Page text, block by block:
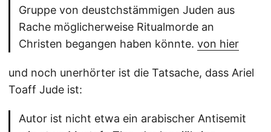
Gruppe von deustchstämmigen Juden aus
Rache möglicherweise Ritualmorde an
Christen begangen haben könnte. von hier
und noch unerhörter ist die Tatsache, dass Ariel
Toaff Jude ist:
Autor ist nicht etwa ein arabischer Antisemit